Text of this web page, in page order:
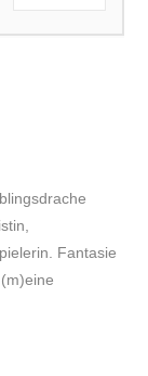
Fantasie